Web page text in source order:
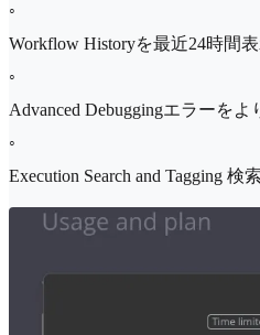
◦
Workflow Historyを最近24時間表
◦
Advanced Debuggingエラーを
◦
Execution Search and Tagging 検